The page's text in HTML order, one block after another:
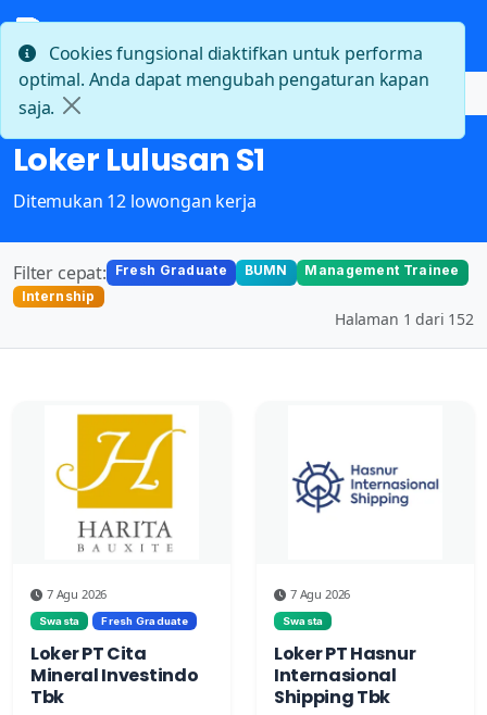
Beranda Loker Lulusan S1
Loker Lulusan S1
Ditemukan 12 lowongan kerja
Filter cepat: Fresh Graduate BUMN
Management Trainee
Internship
Halaman 1 dari 152
7 Agu 2026
Swasta Fresh Graduate
Loker PT Cita
Mineral Investindo
Tbk
7 Agu 2026
Swasta
Loker PT Hasnur
Internasional
Shipping Tbk
Cookies fungsional diaktifkan untuk performa
optimal. Anda dapat mengubah pengaturan kapan
saja.